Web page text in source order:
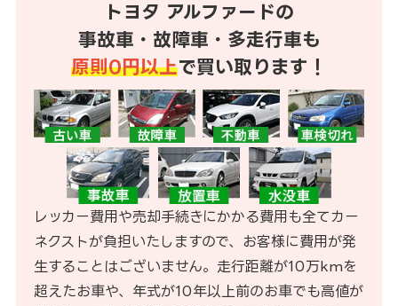
トヨタ アルファードの
事故車・故障車・多走行車も
原則0円以上で買い取ります！
レッカー費用や売却手続きにかかる費用も全てカー
ネクストが負担いたしますので、お客様に費用が発
生することはございません。走行距離が10万kmを
超えたお車や、年式が10年以上前のお車でも高値が